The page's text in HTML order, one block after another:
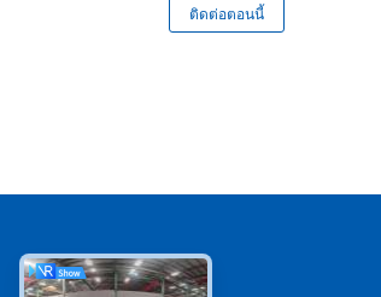
ติดต่อตอนนี้
หมวดหมู่